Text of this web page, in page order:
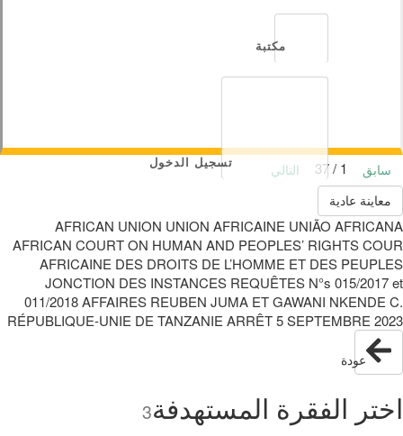
مكتبة
تسجيل الدخول سابق
التالي
معاينة عادية
AFRICAN UNION UNION AFRICAINE UNIÃO AFRICANA
AFRICAN COURT ON HUMAN AND PEOPLES’ RIGHTS COUR
AFRICAINE DES DROITS DE L’HOMME ET DES PEUPLES
JONCTION DES INSTANCES REQUÊTES N°s 015/2017 et
011/2018 AFFAIRES REUBEN JUMA ET GAWANI NKENDE C.
RÉPUBLIQUE-UNIE DE TANZANIE ARRÊT 5 SEPTEMBRE 2023
عودة
اختر الفقرة المستهدفة3